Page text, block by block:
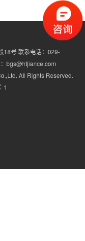
18号 联系电话：029-
bgs@htjiance.com
All Rights Reserved.
1